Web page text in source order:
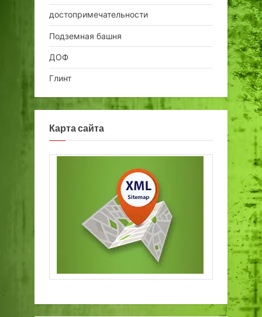
достопримечательности
Подземная башня
ДОФ
Глинт
Карта сайта